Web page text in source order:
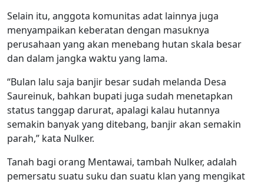
Selain itu, anggota komunitas adat lainnya juga
menyampaikan keberatan dengan masuknya
perusahaan yang akan menebang hutan skala besar
dan dalam jangka waktu yang lama.
“Bulan lalu saja banjir besar sudah melanda Desa
Saureinuk, bahkan bupati juga sudah menetapkan
status tanggap darurat, apalagi kalau hutannya
semakin banyak yang ditebang, banjir akan semakin
parah,” kata Nulker.
Tanah bagi orang Mentawai, tambah Nulker, adalah
pemersatu suatu suku dan suatu klan yang mengikat